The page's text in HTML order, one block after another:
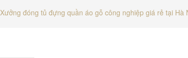
Xưởng đóng tủ đựng quần áo gỗ công nghiệp giá rẻ tại Hà